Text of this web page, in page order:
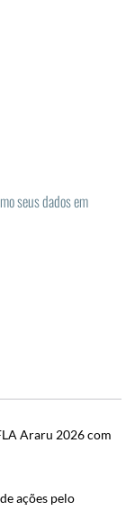
seus dados em
Araru 2026 com
ações pelo